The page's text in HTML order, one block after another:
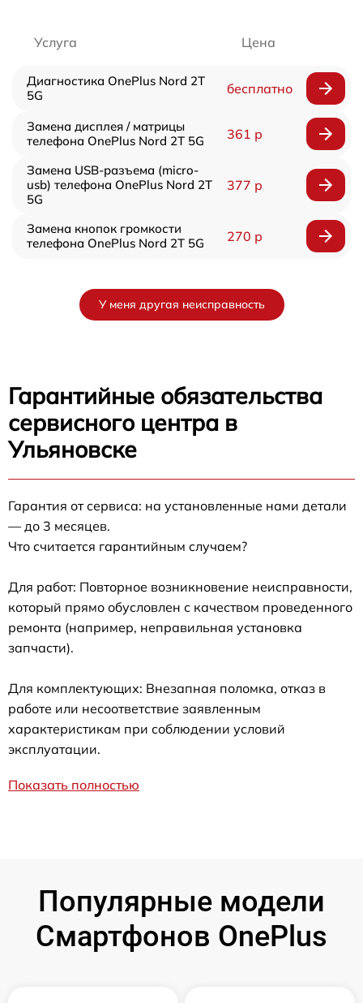
Услуга Цена
Диагностика OnePlus Nord 2T
5G
бесплатно
Замена дисплея / матрицы
телефона OnePlus Nord 2T 5G
361 р
Замена USB-разъема (micro-
usb) телефона OnePlus Nord 2T
5G
377 р
Замена кнопок громкости
телефона OnePlus Nord 2T 5G
270 р
У меня другая неисправность
Гарантийные обязательства
сервисного центра в
Ульяновске
Гарантия от сервиса: на установленные нами детали
— до 3 месяцев.
Что считается гарантийным случаем?
Для работ: Повторное возникновение неисправности,
который прямо обусловлен с качеством проведенного
ремонта (например, неправильная установка
запчасти).
Для комплектующих: Внезапная поломка, отказ в
работе или несоответствие заявленным
характеристикам при соблюдении условий
эксплуатации.
Показать полностью
Популярные модели
Смартфонов OnePlus